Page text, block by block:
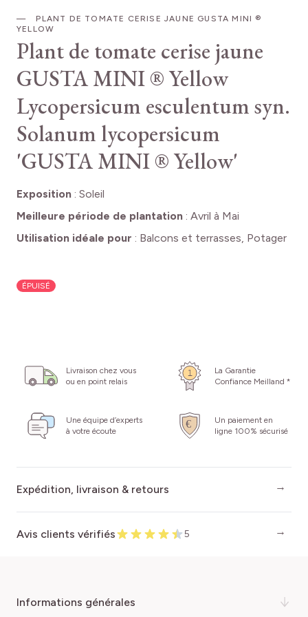
PLANT DE TOMATE CERISE JAUNE GUSTA MINI ®
YELLOW
Plant de tomate cerise jaune
GUSTA MINI ® Yellow
Lycopersicum esculentum syn.
Solanum lycopersicum
'GUSTA MINI ® Yellow'
Exposition : Soleil
Meilleure période de plantation : Avril à Mai
Utilisation idéale pour : Balcons et terrasses, Potager
ÉPUISÉ
Livraison chez vous
ou en point relais
La Garantie
Confiance Meilland *
Une équipe d’experts
à votre écoute
Un paiement en
ligne 100% sécurisé
Expédition, livraison & retours
Avis clients vérifiés 5
informations générales